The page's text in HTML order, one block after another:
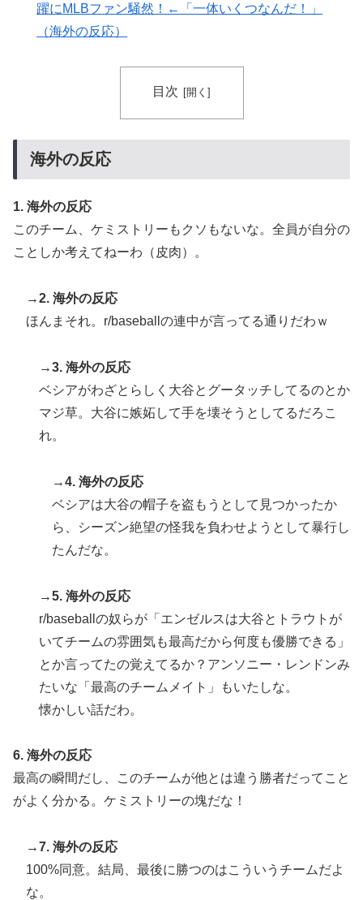
外国人「アジア杯で優勝するんだ」日本代表、W杯ポッ
ト1入りに現実味!?2030大会で出場枠「64」なら追い風
▶
「大谷と山本だけしかまともな契約がない…」
▶ 【夏の風物詩】「うるさい」で消える?“盆踊り”存続の
危機 会場数は20年で半減 騒音対策で“サイレント盆
ダンス”も
▶
英国人「安心感が違う」冨安健洋、パレス移籍当日にデ
【海外の反応】
▶
【海外の反応】アルゼンチン協会、FIFA会長に断固たる
海外「日本が正しい！」優しい日本人に甘える外国人に
海外が大騒ぎ
▶ 韓国人「“韓国サッカー”性接待の試合結果をご覧くださ
い」→「マッサージ効果は間違いないねｗ」「これが本
韓国人「韓国サッカー協会の性接待報道、海外でも大騒
ぎに・・・2002年W杯4強の記録取り消しの声も」
→「マジで国の恥だ」「2002年まで疑う価値がある」
すね」
【海外の反応】アルゼンチン協会、FIFA会長に確固たる
▶
インドネシアの西パプアでアメリカ人パイロット殺害を
武装組織が主張。
▶
海外「2002年も審判を買収したのか！」韓国サッカー
協会による国際試合の審判買収が発覚し大騒ぎ！【海外
躍にMLBファン騒然！←「一体いくつなんだ！」
（海外の反応）
目次
海外の反応
1. 海外の反応
このチーム、ケミストリーもクソもないな。全員が自分の
ことしか考えてねーわ（皮肉）。
→2. 海外の反応
ほんまそれ。r/baseballの連中が言ってる通りだわｗ
→3. 海外の反応
ベシアがわざとらしく大谷とグータッチしてるのとか
マジ草。大谷に嫉妬して手を壊そうとしてるだろこ
れ。
→4. 海外の反応
ベシアは大谷の帽子を盗もうとして見つかったか
ら、シーズン絶望の怪我を負わせようとして暴行し
たんだな。
→5. 海外の反応
r/baseballの奴らが「エンゼルスは大谷とトラウトが
いてチームの雰囲気も最高だから何度も優勝できる」
とか言ってたの覚えてるか？アンソニー・レンドンみ
たいな「最高のチームメイト」もいたしな。
懐かしい話だわ。
6. 海外の反応
最高の瞬間だし、このチームが他とは違う勝者だってこと
がよく分かる。ケミストリーの塊だな！
→7. 海外の反応
100%同意。結局、最後に勝つのはこういうチームだよ
な。